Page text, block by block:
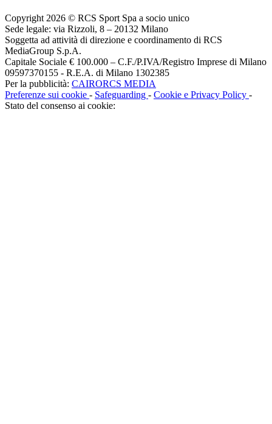
Copyright 2026 © RCS Sport Spa a socio unico
Sede legale: via Rizzoli, 8 – 20132 Milano
Soggetta ad attività di direzione e coordinamento di RCS
MediaGroup S.p.A.
Capitale Sociale € 100.000 – C.F./P.IVA/Registro Imprese di Milano
09597370155 - R.E.A. di Milano 1302385
Per la pubblicità: CAIRORCS MEDIA
Preferenze sui cookie - Safeguarding - Cookie e Privacy Policy -
Stato del consenso ai cookie: